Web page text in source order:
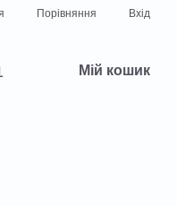
Порівняння Вхід
Мій кошик